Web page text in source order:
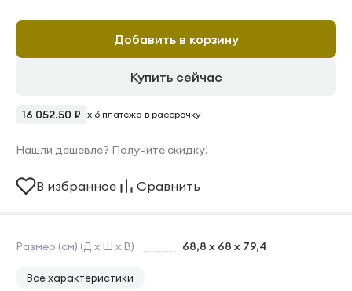
Размер (см) (Д х Ш х В) 68,8 х 68 х 79,4
Все характеристики
Добавить в корзину
Купить сейчас
16 052.50 ₽ x 6 платежа в рассрочку
Нашли дешевле? Получите скидку!
В избранное Сравнить